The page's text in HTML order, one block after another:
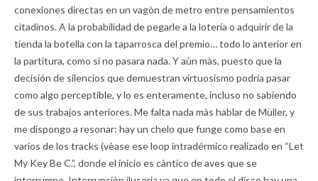
conexiones directas en un vagòn de metro entre pensamientos
citadinos. A la probabilidad de pegarle a la lotería o adquirir de la
tienda la botella con la taparrosca del premio… todo lo anterior en
la partitura, como si no pasara nada. Y aùn màs, puesto que la
decisión de silencios que demuestran virtuosismo podría pasar
como algo perceptible, y lo es enteramente, incluso no sabiendo
de sus trabajos anteriores. Me falta nada màs hablar de Müller, y
me dispongo a resonar: hay un chelo que funge como base en
varios de los tracks (vèase ese loop intradérmico realizado en “Let
My Key Be C.”, donde el inicio es càntico de aves que se